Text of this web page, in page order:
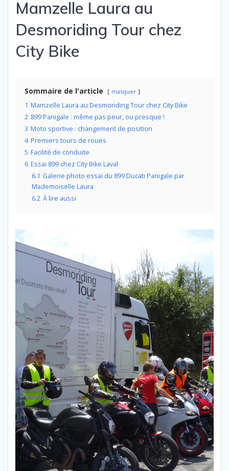
Mamzelle Laura au
Desmoriding Tour chez
City Bike
Sommaire de l'article masquer
1 Mamzelle Laura au Desmoriding Tour chez City Bike
2 899 Panigale : même pas peur, ou presque !
3 Moto sportive : changement de position
4 Premiers tours de roues
5 Facilité de conduite
6 Essai 899 chez City Bike Laval
6.1 Galerie photo essai du 899 Ducati Panigale par
Mademoiselle Laura
6.2 À lire aussi